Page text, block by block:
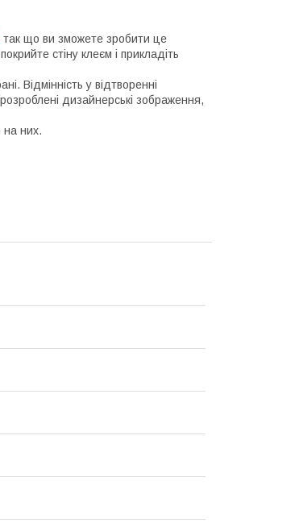
так що ви зможете зробити це
стіну клеєм і прикладіть
Відмінність у відтворенні
дизайнерські зображення,
на них.